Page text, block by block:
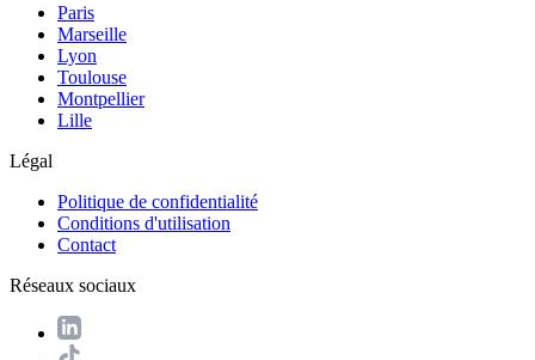
Paris
Marseille
Lyon
Toulouse
Montpellier
Lille
Légal
Politique de confidentialité
Conditions d'utilisation
Contact
Réseaux sociaux